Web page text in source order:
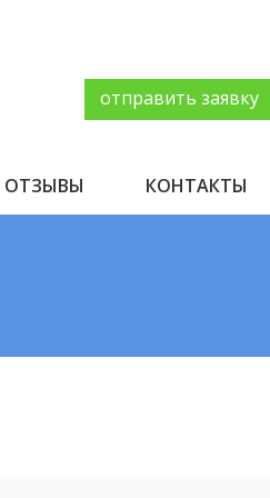
отправить заявку
ОТЗЫВЫ КОНТАКТЫ